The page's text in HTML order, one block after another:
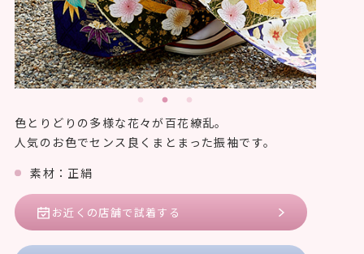
色とりどりの多様な花々が百花繚乱。
人気のお色でセンス良くまとまった振袖です。
素材：正絹
お近くの店舗で試着する